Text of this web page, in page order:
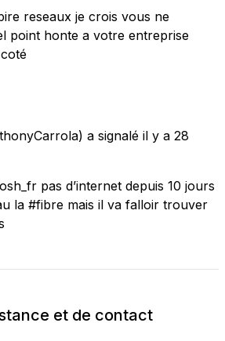
reseaux je crois vous ne
point honte a votre entreprise
a signalé il y a 28
pas d’internet depuis 10 jours
la #fibre mais il va falloir trouver
et de contact